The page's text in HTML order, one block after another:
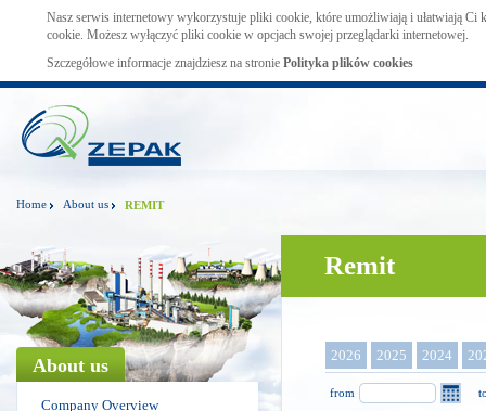
Nasz serwis internetowy wykorzystuje pliki cookie, które umożliwiają i ułatwiają Ci
cookie. Możesz wyłączyć pliki cookie w opcjach swojej przeglądarki internetowej.
Szczegółowe informacje znajdziesz na stronie Polityka plików cookies
Home About us REMIT
About us
Company Overview
Remit
2026 2025 2024
from